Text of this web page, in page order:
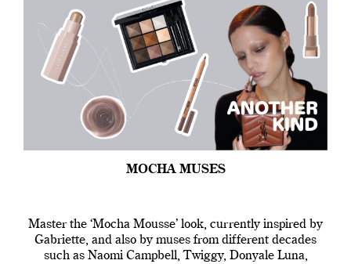
MOCHA MUSES
Master the ‘Mocha Mousse’ look, currently inspired by
Gabriette, and also by muses from different decades
such as Naomi Campbell, Twiggy, Donyale Luna,